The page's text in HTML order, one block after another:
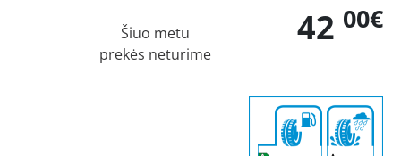
42 00€
Šiuo metu
prekės neturime